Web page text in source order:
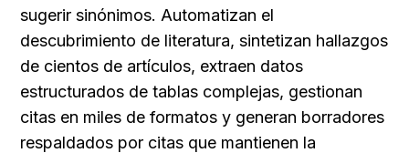
sugerir sinónimos. Automatizan el
descubrimiento de literatura, sintetizan hallazgos
de cientos de artículos, extraen datos
estructurados de tablas complejas, gestionan
citas en miles de formatos y generan borradores
respaldados por citas que mantienen la